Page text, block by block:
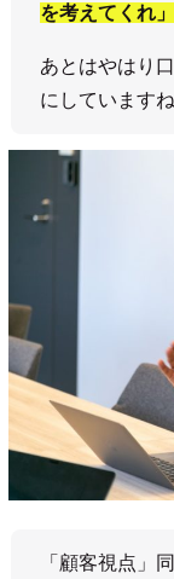
を考えてくれ」
あとはやはり
にしていますね
「顧客視点」